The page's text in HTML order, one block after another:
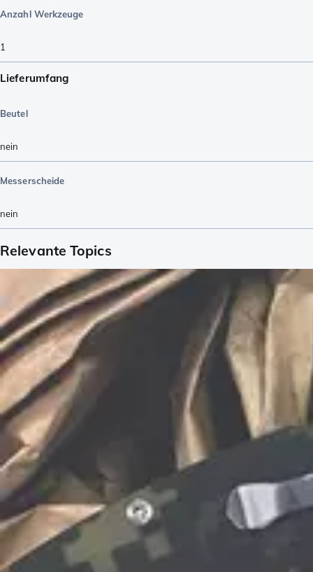
Anzahl Werkzeuge
1
Lieferumfang
Beutel
nein
Messerscheide
nein
Relevante Topics